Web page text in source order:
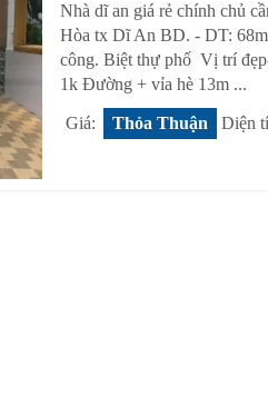
Nhà dĩ an giá rẻ chính chủ
Hòa tx Dĩ An BD. - DT:
công. Biệt thự phố Vị trí
1k Đường + vỉa hè 13m ...
Giá: Thỏa Thuận Diện